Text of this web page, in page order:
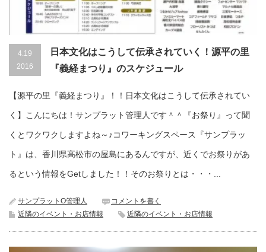
4.19
2016
日本文化はこうして伝承されていく！源平の里
『義経まつり』のスケジュール
【源平の里『義経まつり』！！日本文化はこうして伝承されてい
く】こんにちは！サンプラット管理人です＾＾『お祭り』って聞
くとワクワクしますよね～♪コワーキングスペース『サンプラッ
ト』は、香川県高松市の屋島にあるんですが、近くでお祭りがあ
るという情報をGetしました！！そのお祭りとは・・・...
サンプラットO管理人
コメントを書く
近隣のイベント・お店情報
近隣のイベント・お店情報